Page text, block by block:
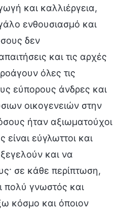
και καλλιέργεια,
ενθουσιασμό και
δεν
και τις αρχές
όλες τις
εύπορους άνδρες και
οικογενειών στην
ήταν αξιωματούχοι
εύγλωττοι και
και να
σε κάθε περίπτωση,
πολύ γνωστός και
κόσμο και όποιον